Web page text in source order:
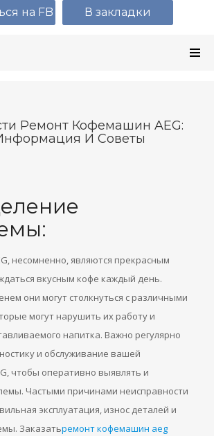
Ремонт Кофемашин AEG:
И Советы
несомненно, являются прекрасным
вкусным кофе каждый день.
они могут столкнуться с различными
могут нарушить их работу и
напитка. Важно регулярно
и обслуживание вашей
чтобы оперативно выявлять и
Частыми причинами неисправности
эксплуатация, износ деталей и
Заказатьремонт кофемашин aeg
на FB В закладки